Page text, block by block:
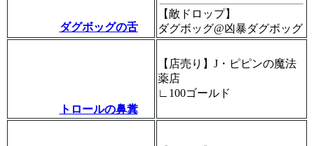
ダグボッグの舌
【敵ドロップ】
ダグボッグ@凶暴ダグボッグ
トロールの鼻糞
【店売り】J・ピピンの魔法
薬店
∟100ゴールド